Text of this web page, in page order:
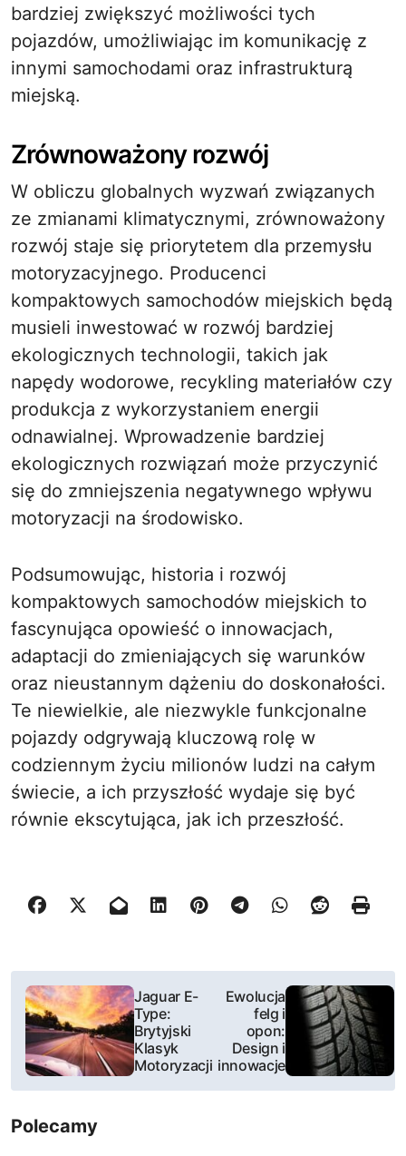
bardziej zwiększyć możliwości tych
pojazdów, umożliwiając im komunikację z
innymi samochodami oraz infrastrukturą
miejską.
Zrównoważony rozwój
W obliczu globalnych wyzwań związanych
ze zmianami klimatycznymi, zrównoważony
rozwój staje się priorytetem dla przemysłu
motoryzacyjnego. Producenci
kompaktowych samochodów miejskich będą
musieli inwestować w rozwój bardziej
ekologicznych technologii, takich jak
napędy wodorowe, recykling materiałów czy
produkcja z wykorzystaniem energii
odnawialnej. Wprowadzenie bardziej
ekologicznych rozwiązań może przyczynić
się do zmniejszenia negatywnego wpływu
motoryzacji na środowisko.
Podsumowując, historia i rozwój
kompaktowych samochodów miejskich to
fascynująca opowieść o innowacjach,
adaptacji do zmieniających się warunków
oraz nieustannym dążeniu do doskonałości.
Te niewielkie, ale niezwykle funkcjonalne
pojazdy odgrywają kluczową rolę w
codziennym życiu milionów ludzi na całym
świecie, a ich przyszłość wydaje się być
równie ekscytująca, jak ich przeszłość.
N
w
i
g
Jaguar E-
Type:
Brytyjski
Klasyk
Motoryzacji
Ewolucja
felg i
opon:
Design i
innowacje
Polecamy